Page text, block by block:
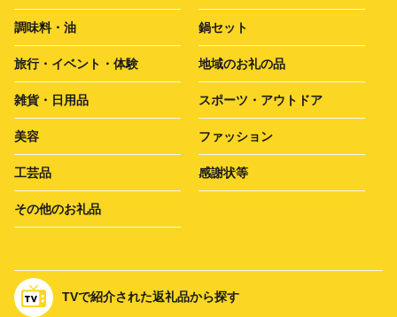
調味料・油 鍋セット
旅行・イベント・体験 地域のお礼の品
雑貨・日用品 スポーツ・アウトドア
美容 ファッション
工芸品 感謝状等
その他のお礼品
TVで紹介された返礼品から探す